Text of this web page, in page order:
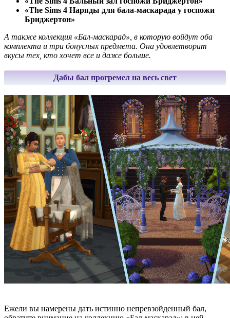
«The Sims 4 Наряды для бала-маскарада у госпожи
Бриджертон»
А также коллекция «Бал-маскарад», в которую войдут оба
комплекта и три бонусных предмета. Она удовлетворит
вкусы тех, кто хочет все и даже больше.
Дабы бал прогремел на весь свет
Ежели вы намерены дать истинно непревзойденный бал,